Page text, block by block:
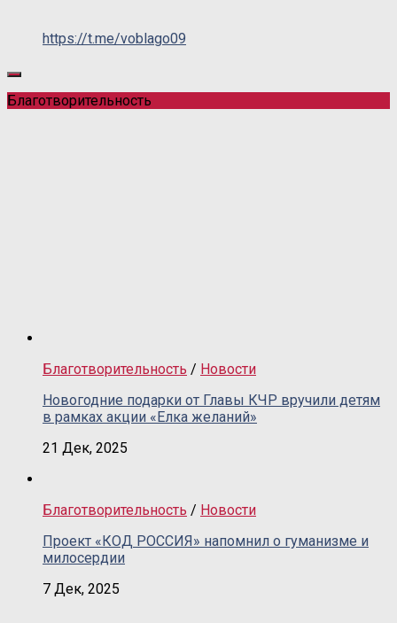
https://t.me/voblago09
Благотворительность
Благотворительность / Новости
Новогодние подарки от Главы КЧР вручили детям
в рамках акции «Елка желаний»
21 Дек, 2025
Благотворительность / Новости
Проект «КОД РОССИЯ» напомнил о гуманизме и
милосердии
7 Дек, 2025